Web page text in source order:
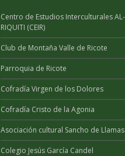
Centro de Estudios Interculturales AL-
RIQUITI (CEIR)
Club de Montaña Valle de Ricote
Parroquia de Ricote
Cofradía Virgen de los Dolores
Cofradía Cristo de la Agonia
Asociación cultural Sancho de Llamas
Colegio Jesús García Candel